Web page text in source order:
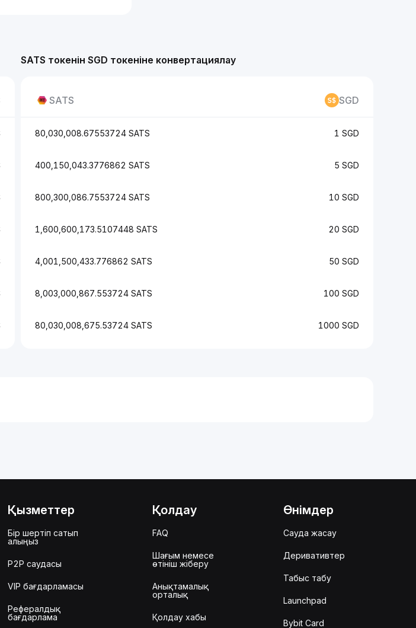
SATS токенін SGD токеніне конвертациялау
SATS SGD
80,030,008.67553724 SATS 1 SGD
400,150,043.3776862 SATS 5 SGD
800,300,086.7553724 SATS 10 SGD
1,600,600,173.5107448 SATS 20 SGD
4,001,500,433.776862 SATS 50 SGD
8,003,000,867.553724 SATS 100 SGD
80,030,008,675.53724 SATS 1000 SGD
Қызметтер
Бір шертіп сатып
алыңыз
P2P саудасы
VIP бағдарламасы
Рефералдық
бағдарлама
Қолдау
FAQ
Шағым немесе
өтініш жіберу
Анықтамалық
орталық
Қолдау хабы
Өнімдер
Сауда жасау
Деривативтер
Табыс табу
Launchpad
Bybit Card